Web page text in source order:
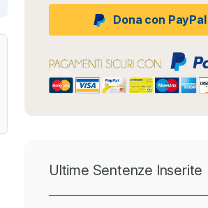
Dona con PayPal
Ultime Sentenze Inserite